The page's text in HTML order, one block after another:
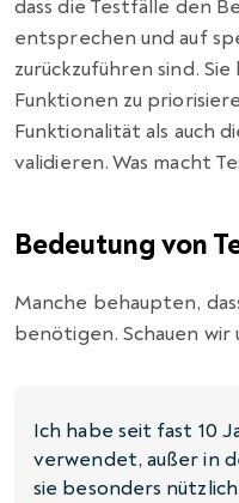
dass die Testfälle den
entsprechen und auf
zurückzuführen sind.
Funktionen zu
Funktionalität als auch
validieren. Was macht
Bedeutung von
Manche behaupten,
benötigen. Schauen wir
Ich habe seit fast 10
verwendet, außer in
sie besonders